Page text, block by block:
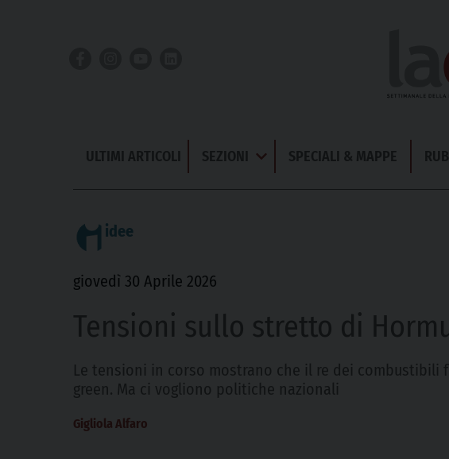
ULTIMI ARTICOLI SEZIONI
Apri
Menu
SPECIALI & MAPPE
idee
giovedì 30 Aprile 2026
Tensioni sullo stretto di
Le tensioni in corso mostrano che il re dei combustibili
green. Ma ci vogliono politiche nazionali
Gigliola Alfaro